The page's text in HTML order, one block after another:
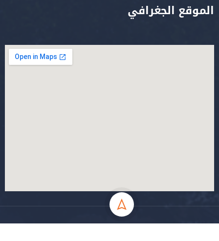
الموقع الجغرافي
جميع الحقوق محفوظة جامعة المسيلة - 2024